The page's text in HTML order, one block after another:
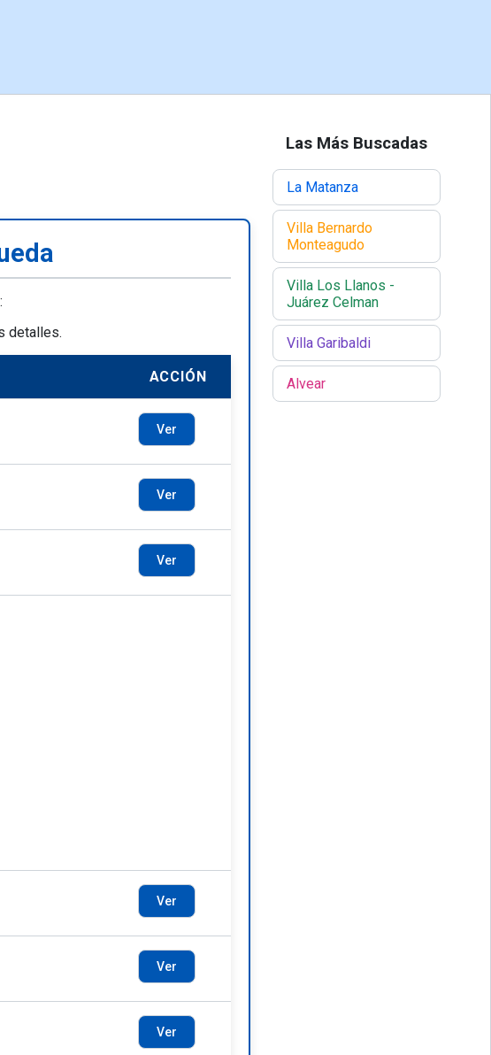
detalles.
ACCIÓN
Ver
Ver
Ver
Ver
Ver
Ver
Las Más Buscadas
La Matanza
Villa Bernardo
Monteagudo
Villa Los Llanos -
Juárez Celman
Villa Garibaldi
Alvear